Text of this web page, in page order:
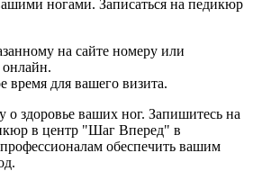
ногами. Записаться на педикюр
на сайте номеру или
время для вашего визита.
о здоровье ваших ног. Запишитесь на
в центр "Шаг Вперед" в
обеспечить вашим